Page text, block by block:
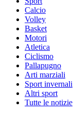
Calcio
Volley
Basket
Motori
Atletica
Ciclismo
Pallapugno
Arti marziali
Sport invernali
Altri sport
Tutte le notizie